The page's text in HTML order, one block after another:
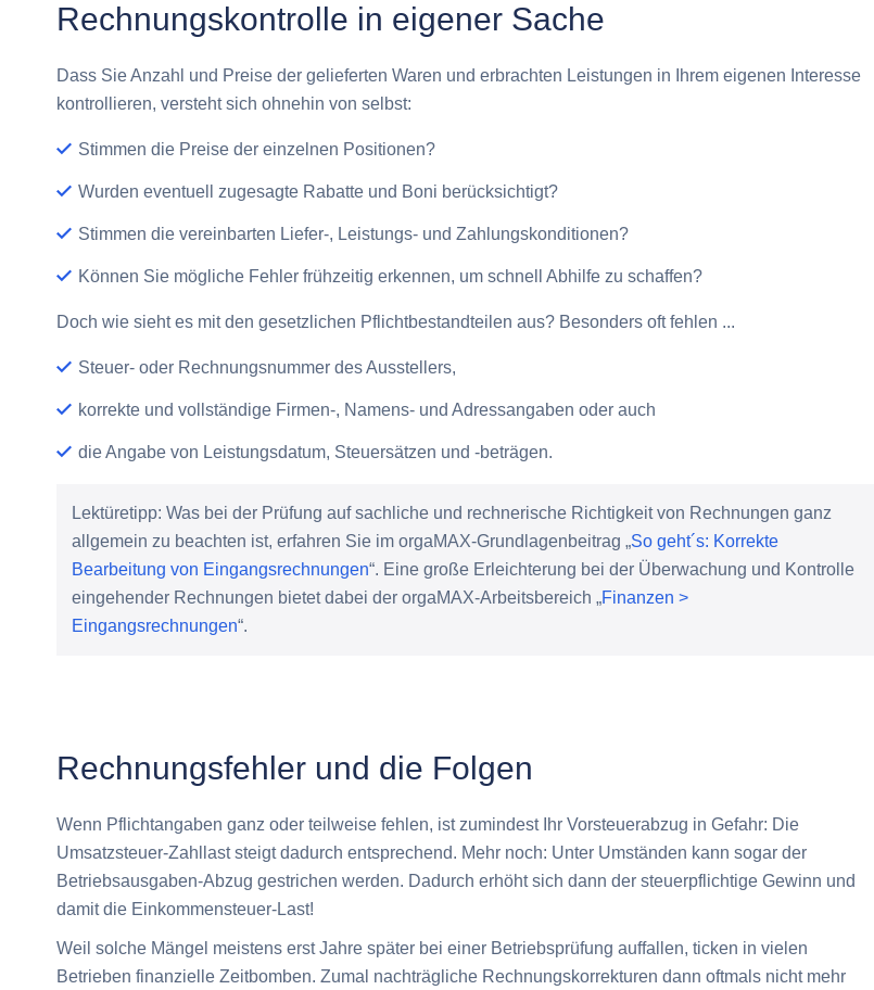
Rechnungskontrolle in eigener Sache
Dass Sie Anzahl und Preise der gelieferten Waren und erbrachten Leistungen in Ihrem eigenen Interesse
kontrollieren, versteht sich ohnehin von selbst:
Stimmen die Preise der einzelnen Positionen?
Wurden eventuell zugesagte Rabatte und Boni berücksichtigt?
Stimmen die vereinbarten Liefer-, Leistungs- und Zahlungskonditionen?
Können Sie mögliche Fehler frühzeitig erkennen, um schnell Abhilfe zu schaffen?
Doch wie sieht es mit den gesetzlichen Pflichtbestandteilen aus? Besonders oft fehlen ...
Steuer- oder Rechnungsnummer des Ausstellers,
korrekte und vollständige Firmen-, Namens- und Adressangaben oder auch
die Angabe von Leistungsdatum, Steuersätzen und -beträgen.
Lektüretipp: Was bei der Prüfung auf sachliche und rechnerische Richtigkeit von Rechnungen ganz
allgemein zu beachten ist, erfahren Sie im orgaMAX-Grundlagenbeitrag „So geht´s: Korrekte
Bearbeitung von Eingangsrechnungen“. Eine große Erleichterung bei der Überwachung und Kontrolle
eingehender Rechnungen bietet dabei der orgaMAX-Arbeitsbereich „Finanzen >
Eingangsrechnungen“.
Rechnungsfehler und die Folgen
Wenn Pflichtangaben ganz oder teilweise fehlen, ist zumindest Ihr Vorsteuerabzug in Gefahr: Die
Umsatzsteuer-Zahllast steigt dadurch entsprechend. Mehr noch: Unter Umständen kann sogar der
Betriebsausgaben-Abzug gestrichen werden. Dadurch erhöht sich dann der steuerpflichtige Gewinn und
damit die Einkommensteuer-Last!
Weil solche Mängel meistens erst Jahre später bei einer Betriebsprüfung auffallen, ticken in vielen
Betrieben finanzielle Zeitbomben. Zumal nachträgliche Rechnungskorrekturen dann oftmals nicht mehr